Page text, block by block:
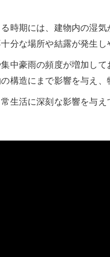
時期には、建物内の湿
分な場所や結露が発生
中豪雨の頻度が増加し
構造にまで影響を与え
生活に深刻な影響を与